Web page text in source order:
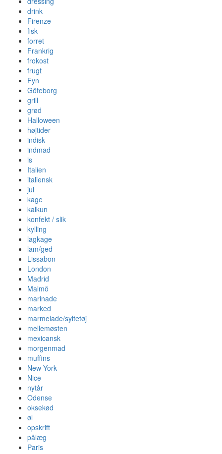
drink
Firenze
fisk
forret
Frankrig
frokost
frugt
Fyn
Göteborg
grill
grød
Halloween
højtider
indisk
indmad
is
Italien
italiensk
jul
kage
kalkun
konfekt / slik
kylling
lagkage
lam/ged
Lissabon
London
Madrid
Malmö
marinade
marked
marmelade/syltetøj
mellemøsten
mexicansk
morgenmad
muffins
New York
Nice
nytår
Odense
oksekød
øl
opskrift
pålæg
Paris